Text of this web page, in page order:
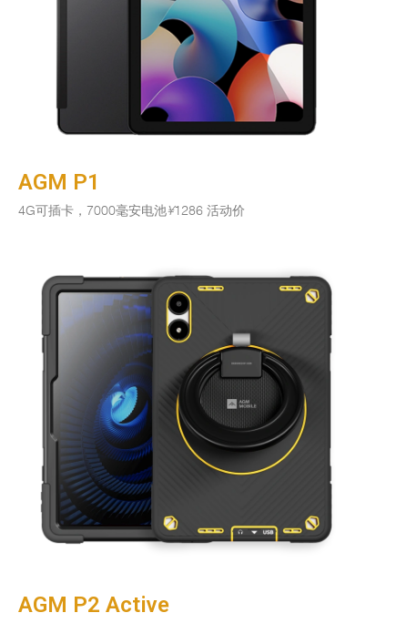
AGM P1
4G可插卡，7000毫安电池¥1286 活动价
AGM P2 Active